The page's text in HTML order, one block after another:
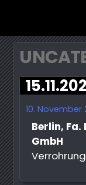
10. November
Berlin,
GmbH